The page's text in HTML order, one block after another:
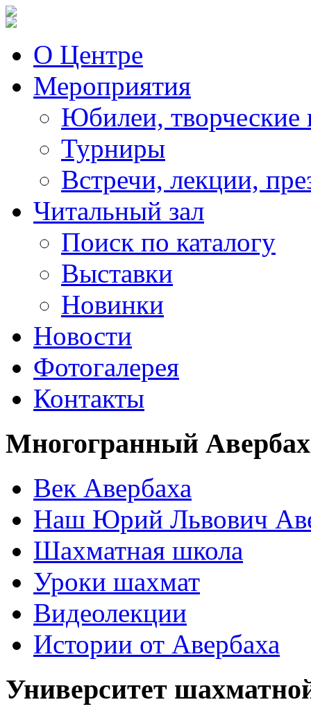
О Центре
Мероприятия
Юбилеи, творческие
Турниры
Встречи, лекции,
Читальный зал
Поиск по каталогу
Выставки
Новинки
Новости
Фотогалерея
Контакты
Многогранный Авербах
Век Авербаха
Наш Юрий Львович
Шахматная школа
Уроки шахмат
Видеолекции
Истории от Авербаха
Университет